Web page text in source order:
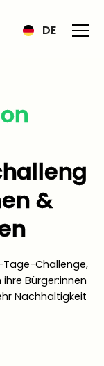
DE
&
Challenge,
Bürger:innen
Nachhaltigkeit